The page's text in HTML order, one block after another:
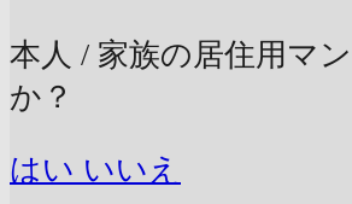
本人 / 家族の居住用マ
か？
はい いいえ